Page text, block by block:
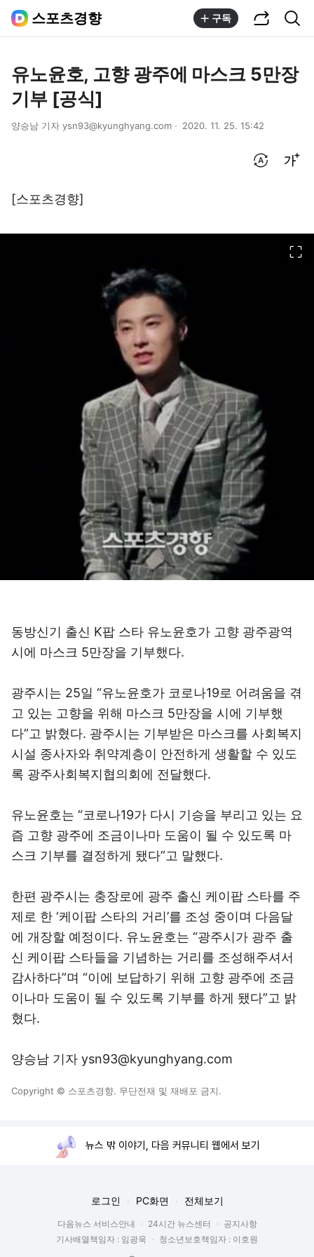
스포츠경향 구독
유노윤호, 고향 광주에 마스크 5만장
기부 [공식]
양승남 기자 ysn93@kyunghyang.com 2020. 11. 25. 15:42
[스포츠경향]
동방신기 출신 K팝 스타 유노윤호가 고향 광주광역
시에 마스크 5만장을 기부했다.
광주시는 25일 “유노윤호가 코로나19로 어려움을 겪
고 있는 고향을 위해 마스크 5만장을 시에 기부했
다”고 밝혔다. 광주시는 기부받은 마스크를 사회복지
시설 종사자와 취약계층이 안전하게 생활할 수 있도
록 광주사회복지협의회에 전달했다.
유노윤호는 “코로나19가 다시 기승을 부리고 있는 요
즘 고향 광주에 조금이나마 도움이 될 수 있도록 마
스크 기부를 결정하게 됐다”고 말했다.
한편 광주시는 충장로에 광주 출신 케이팝 스타를 주
제로 한 ‘케이팝 스타의 거리’를 조성 중이며 다음달
에 개장할 예정이다. 유노윤호는 “광주시가 광주 출
신 케이팝 스타들을 기념하는 거리를 조성해주셔서
감사하다”며 “이에 보답하기 위해 고향 광주에 조금
이나마 도움이 될 수 있도록 기부를 하게 됐다”고 밝
혔다.
양승남 기자 ysn93@kyunghyang.com
Copyright © 스포츠경향. 무단전재 및 재배포 금지.
뉴스 밖 이야기, 다음 커뮤니티 웹에서 보기
로그인 PC화면 전체보기
다음뉴스 서비스안내 24시간 뉴스센터
공지사항
기사배열책임자 : 임광욱
청소년보호책임자 : 이호원